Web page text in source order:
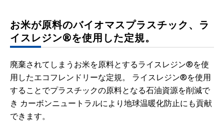
お米が原料のバイオマスプラスチック、ラ
イスレジン®を使用した定規。
廃棄されてしまうお米を原料とするライスレジン®を使
用したエコフレンドリーな定規。 ライスレジン®を使用
することでプラスチックの原料となる石油資源を削減で
き カーボンニュートラルにより地球温暖化防止にも貢献
できます。